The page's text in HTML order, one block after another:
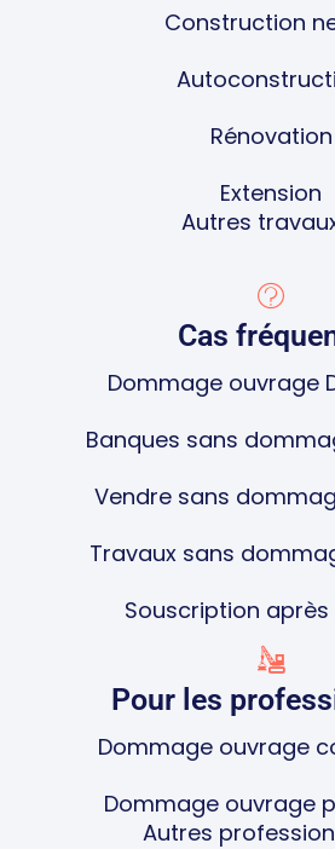
Construction
Rénovation
Extension
Autres
Cas
Dommage ouvrage
Banques sans
Vendre sans
Travaux sans
Souscription
Pour les
Dommage ouvrage
Dommage ouvrage
Autres